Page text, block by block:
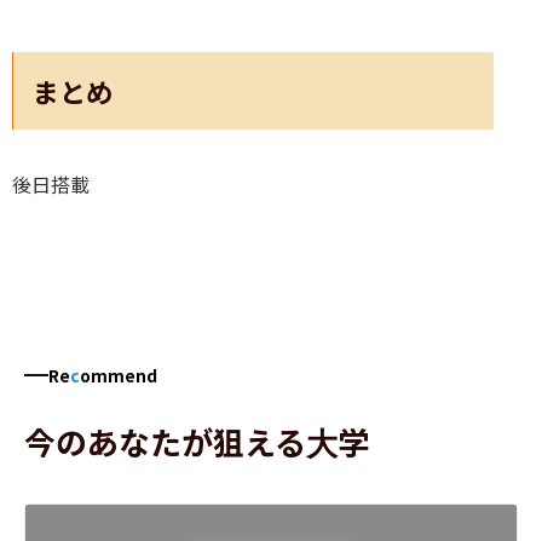
まとめ
後日搭載
Recommend
今のあなたが狙える大学